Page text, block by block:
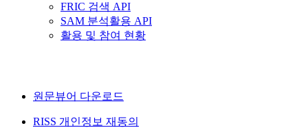
FRIC 검색 API
SAM 분석활용 API
활용 및 참여 현황
원문뷰어 다운로드
RISS 개인정보 재동의